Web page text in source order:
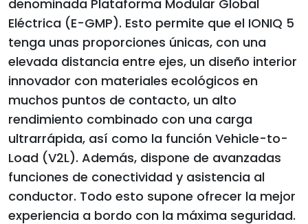
denominada Plataforma Modular Global
Eléctrica (E-GMP). Esto permite que el IONIQ 5
tenga unas proporciones únicas, con una
elevada distancia entre ejes, un diseño interior
innovador con materiales ecológicos en
muchos puntos de contacto, un alto
rendimiento combinado con una carga
ultrarrápida, así como la función Vehicle-to-
Load (V2L). Además, dispone de avanzadas
funciones de conectividad y asistencia al
conductor. Todo esto supone ofrecer la mejor
experiencia a bordo con la máxima seguridad.